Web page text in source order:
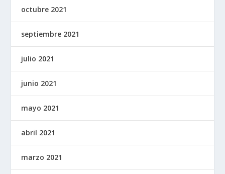
octubre 2021
septiembre 2021
julio 2021
junio 2021
mayo 2021
abril 2021
marzo 2021